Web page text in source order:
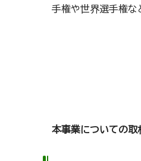
手権や世界選手権な
本事業についての取